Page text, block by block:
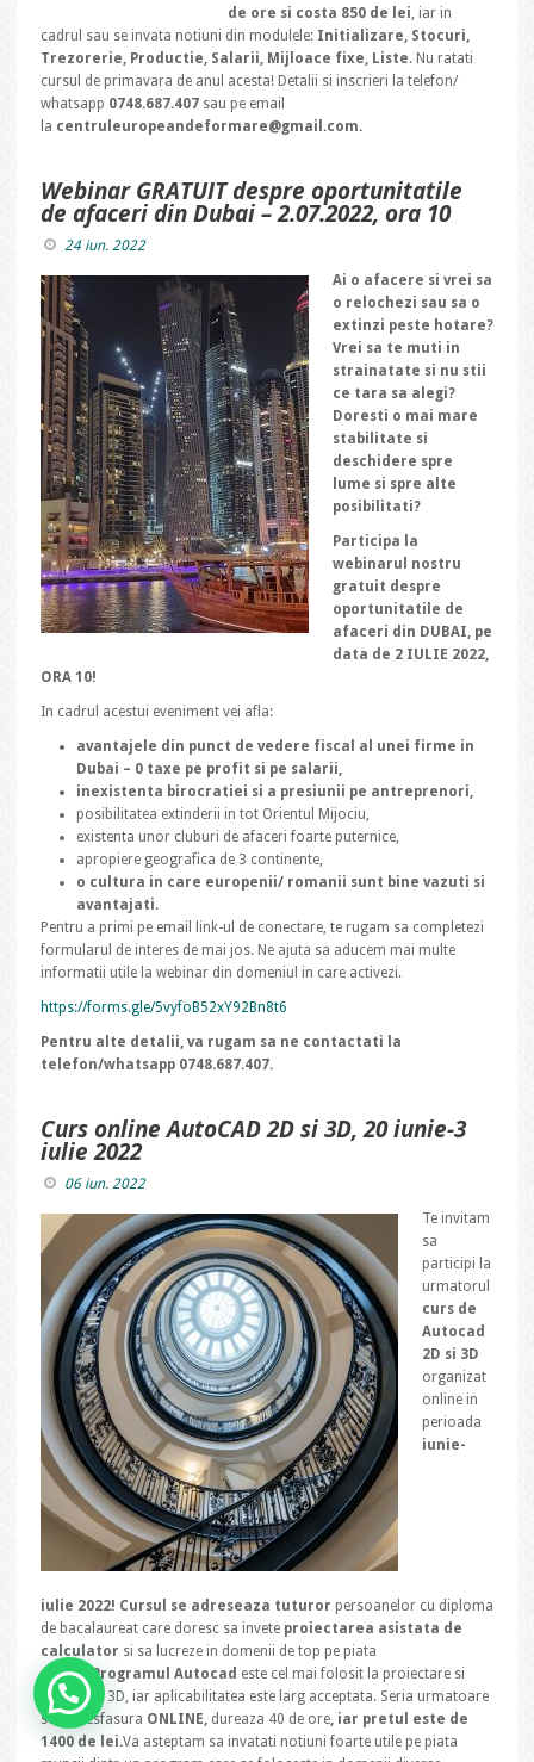
de ore si costa 850 de lei, iar in
cadrul sau se invata notiuni din modulele: Initializare, Stocuri,
Trezorerie, Productie, Salarii, Mijloace fixe, Liste. Nu ratati
cursul de primavara de anul acesta! Detalii si inscrieri la telefon/
whatsapp 0748.687.407 sau pe email
la centruleuropeandeformare@gmail.com.
Webinar GRATUIT despre oportunitatile
de afaceri din Dubai – 2.07.2022, ora 10
24 iun. 2022
Ai o afacere si vrei sa
o relochezi sau sa o
extinzi peste hotare?
Vrei sa te muti in
strainatate si nu stii
ce tara sa alegi?
Doresti o mai mare
stabilitate si
deschidere spre
lume si spre alte
posibilitati?
Participa la
webinarul nostru
gratuit despre
oportunitatile de
afaceri din DUBAI, pe
data de 2 IULIE 2022,
ORA 10!
In cadrul acestui eveniment vei afla:
avantajele din punct de vedere fiscal al unei firme in
Dubai – 0 taxe pe profit si pe salarii,
inexistenta birocratiei si a presiunii pe antreprenori,
posibilitatea extinderii in tot Orientul Mijociu,
existenta unor cluburi de afaceri foarte puternice,
apropiere geografica de 3 continente,
o cultura in care europenii/ romanii sunt bine vazuti si
avantajati.
Pentru a primi pe email link-ul de conectare, te rugam sa completezi
formularul de interes de mai jos. Ne ajuta sa aducem mai multe
informatii utile la webinar din domeniul in care activezi.
https://forms.gle/5vyfoB52xY92Bn8t6
Pentru alte detalii, va rugam sa ne contactati la
telefon/whatsapp 0748.687.407.
Curs online AutoCAD 2D si 3D, 20 iunie-3
iulie 2022
06 iun. 2022
Te invitam
sa
participi la
urmatorul
curs de
Autocad
2D si 3D
organizat
online in
perioada
iunie-
iulie 2022! Cursul se adreseaza tuturor persoanelor cu diploma
de bacalaureat care doresc sa invete proiectarea asistata de
calculator si sa lucreze in domenii de top pe piata
muncii.
Programul Autocad este cel mai folosit la proiectare si
modelare 3D, iar aplicabilitatea este larg acceptata. Seria urmatoare
se va desfasura ONLINE, dureaza 40 de ore, iar pretul este de
1400 de lei.Va asteptam sa invatati notiuni foarte utile pe piata